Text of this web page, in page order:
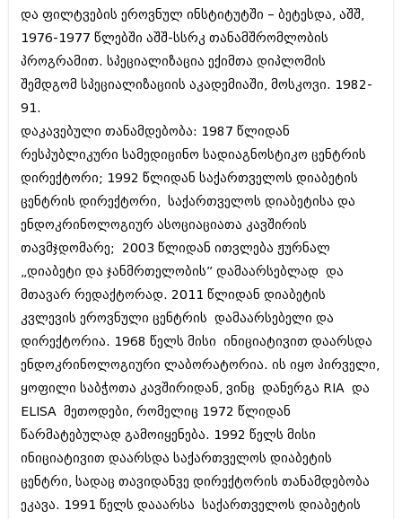
ივნისი 2018 (244)
აპრილი 2018 (194)
მარტი 2018 (256)
თებერვალი 2018 (208)
ნოემბერი 2017 (212)
ოქტომბერი 2017 (231)
სექტემბერი 2017 (261)
აგვისტო 2017 (212)
ივლისი 2017 (233)
ივნისი 2017 (265)
მაისი 2017 (216)
მარტი 2017 (212)
თებერვალი 2017 (205)
იანვარი 2017 (246)
დეკემბერი 2016 (207)
ნოემბერი 2016 (207)
ოქტომბერი 2016 (257)
სექტემბერი 2016 (224)
აგვისტო 2016 (258)
ივლისი 2016 (211)
ივნისი 2016 (221)
მაისი 2016 (261)
აპრილი 2016 (215)
თებერვალი 2016 (250)
არქივის ზომის ნახვა
და ფილტვების ეროვნულ ინსტიტუტში – ბეტესდა, აშშ,
1976-1977 წლებში აშშ-სსრკ თანამშრომლობის
პროგრამით. სპეციალიზაცია ექიმთა დიპლომის
შემდგომ სპეციალიზაციის აკადემიაში, მოსკოვი. 1982-
91.
დაკავებული თანამდებობა: 1987 წლიდან
რესპუბლიკური სამედიცინო სადიაგნოსტიკო ცენტრის
დირექტორი; 1992 წლიდან საქართველოს დიაბეტის
ცენტრის დირექტორი, საქართველოს დიაბეტისა და
ენდოკრინოლოგიურ ასოციაციათა კავშირის
თავმჯდომარე; 2003 წლიდან ითვლება ჟურნალ
„დიაბეტი და ჯანმრთელობის” დამაარსებლად და
მთავარ რედაქტორად. 2011 წლიდან დიაბეტის
კვლევის ეროვნული ცენტრის დამაარსებელი და
დირექტორია. 1968 წელს მისი ინიციატივით დაარსდა
ენდოკრინოლოგიური ლაბორატორია. ის იყო პირველი,
ყოფილი საბჭოთა კავშირიდან, ვინც დანერგა RIA და
ELISA მეთოდები, რომელიც 1972 წლიდან
წარმატებულად გამოიყენება. 1992 წელს მისი
ინიციატივით დაარსდა საქართველოს დიაბეტის
ცენტრი, სადაც თავიდანვე დირექტორის თანამდებობა
ეკავა. 1991 წელს დააარსა საქართველოს დიაბეტის